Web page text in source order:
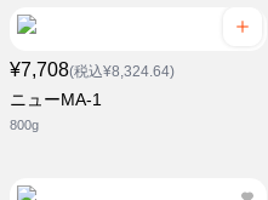
¥7,708(税込¥8,324.64)
ニューMA-1
800g